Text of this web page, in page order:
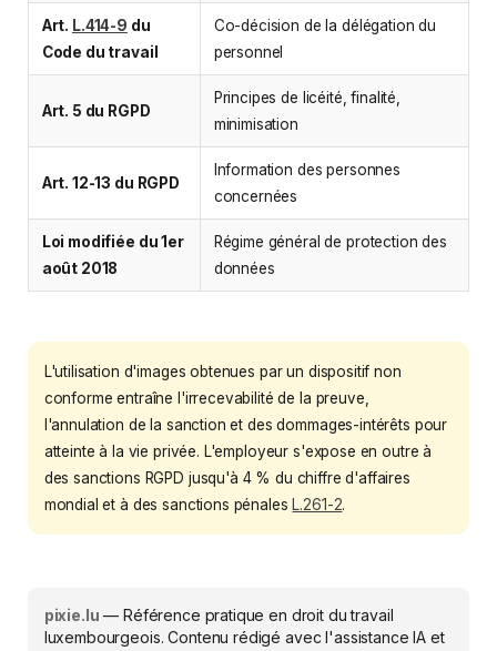
Art. L.414-9 du
Code du travail
Co-décision de la délégation du
personnel
Art. 5 du RGPD
Principes de licéité, finalité,
minimisation
Art. 12-13 du RGPD
Information des personnes
concernées
Loi modifiée du 1er
août 2018
Régime général de protection des
données
L'utilisation d'images obtenues par un dispositif non
conforme entraîne l'irrecevabilité de la preuve,
l'annulation de la sanction et des dommages-intérêts pour
atteinte à la vie privée. L'employeur s'expose en outre à
des sanctions RGPD jusqu'à 4 % du chiffre d'affaires
mondial et à des sanctions pénales L.261-2.
pixie.lu — Référence pratique en droit du travail
luxembourgeois. Contenu rédigé avec l'assistance IA et